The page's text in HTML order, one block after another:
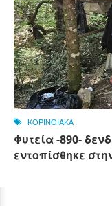
ΚΟΡΙΝΘΙΑΚΑ
Φυτεία -890-
εντοπίσθηκε